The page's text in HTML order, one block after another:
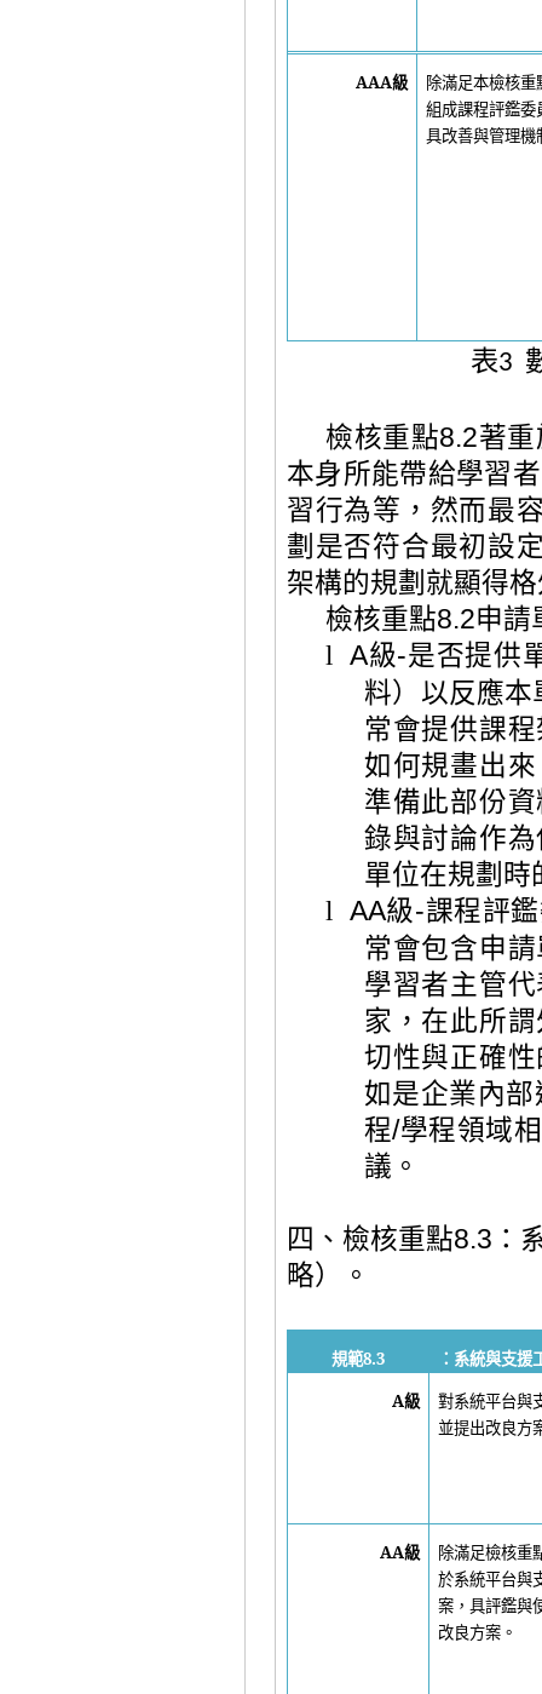
AAA級
除滿足本檢核重
組成課程評鑑
具改善與管理機
表3
檢核重點8.2著
本身所能帶給學習
習行為等，然而最
劃是否符合最初設
架構的規劃就顯得
檢核重點8.2申請
l A級-是否提供
料） 以反應本
常會提供課
如何規畫出
準備此部份
錄與討論作
單位在規劃時
l AA級-課程評
常會包含申
學習者主管
家，在此所
切性與正確
如是企業內部
程/學程領域
議。
四、檢核重點8.3 ：
略）
。
規範8.3
：系統與支援
A級
對系統平台與
並提出改良方
AA級
除滿足檢核重
於系統平台與
案，具評鑑與
改良方案 。